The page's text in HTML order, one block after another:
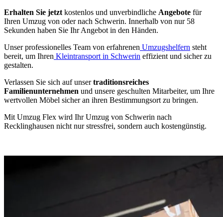
Erhalten Sie jetzt kostenlos und unverbindliche Angebote für
Ihren Umzug von oder nach Schwerin. Innerhalb von nur 58
Sekunden haben Sie Ihr Angebot in den Händen.
Unser professionelles Team von erfahrenen Umzugshelfern steht
bereit, um Ihren Kleintransport in Schwerin effizient und sicher zu
gestalten.
Verlassen Sie sich auf unsertraditionsreiches
Familienunternehmen und unsere geschulten Mitarbeiter, um Ihre
wertvollen Möbel sicher an ihren Bestimmungsort zu bringen.
Mit Umzug Flex wird Ihr Umzug von Schwerin nach
Recklinghausen nicht nur stressfrei, sondern auch kostengünstig.